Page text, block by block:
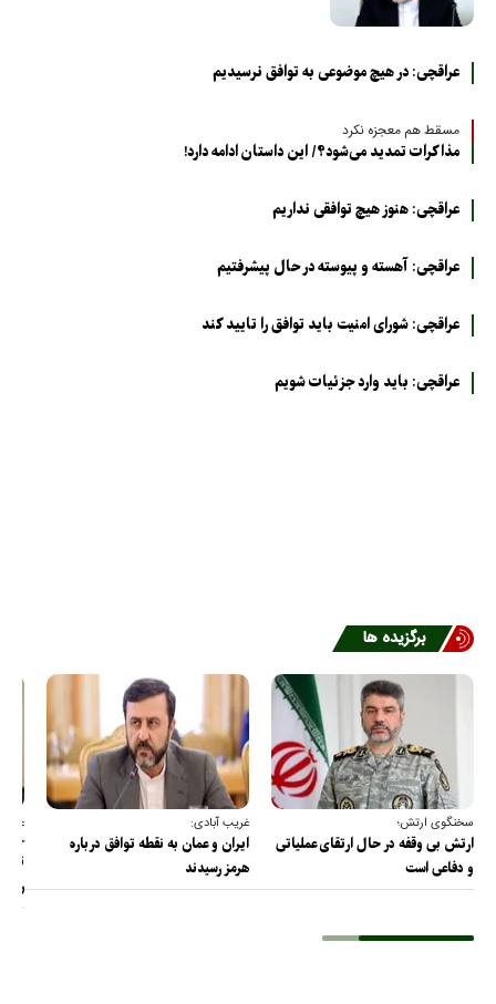
عراقچی: در هیچ موضوعی به توافق نرسیدیم
مسقط هم معجزه نکرد
مذاکرات تمدید می‌شود؟/ این داستان ادامه دارد!
عراقچی: هنوز هیچ توافقی نداریم
عراقچی: آهسته و پیوسته در حال پیشرفتیم
عراقچی: شورای امنیت باید توافق را تایید کند
عراقچی: باید وارد جزئیات شویم
برگزیده ها
سخنگوی ارتش؛
ارتش بی وقفه در حال ارتقای عملیاتی
و دفاعی است
غریب آبادی:
ایران و عمان به نقطه توافق درباره
هرمز رسیدند
عضو
را